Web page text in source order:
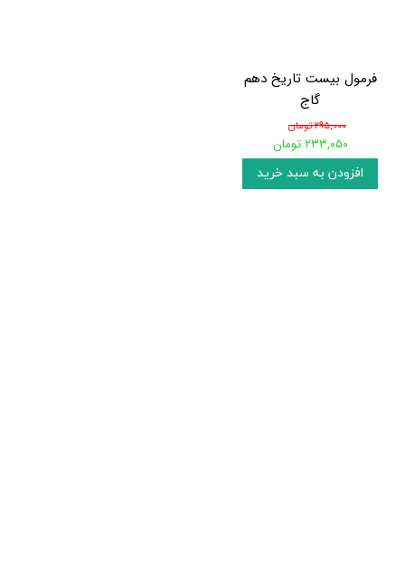
فرمول بیست تاریخ دهم
گاج
۲۹۵,۰۰۰ تومان
۲۳۳,۰۵۰ تومان
افزودن به سبد خرید